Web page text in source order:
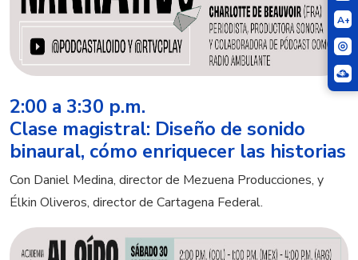
A+
2:00 a 3:30 p.m.
Clase magistral: Diseño de sonido
binaural, cómo enriquecer las historias
Con Daniel Medina, director de Mezuena Producciones, y
Élkin Oliveros, director de Cartagena Federal.